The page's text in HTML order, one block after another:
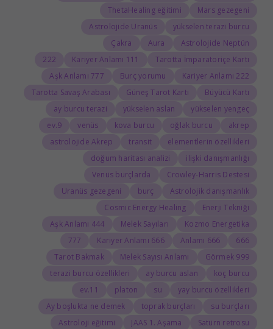
Mars gezegeni
ThetaHealing eğitimi
yükselen terazi burcu
Astrolojide Uranüs
Astrolojide Neptün
Aura
Çakra
Tarotta İmparatoriçe Kartı
111 Kariyer Anlamı
222
222 Kariyer Anlamı
Burç yorumu
777 Aşk Anlamı
Büyücü Kartı
Güneş Tarot Kartı
Tarotta Savaş Arabası
yükselen yengeç
yükselen aslan
ay burcu terazi
akrep
oğlak burcu
kova burcu
venüs
9.ev
elementlerin özellikleri
transit
astrolojide Akrep
ilişki danışmanlığı
doğum haritası analizi
Crowley-Harris Destesi
Venüs burçlarda
Astrolojik danışmanlık
burç
Uranüs gezegeni
Enerji Tekniği
Cosmic Energy Healing
Kozmo Energetika
Melek Sayıları
444 Aşk Anlamı
666
666 Anlamı
666 Kariyer Anlamı
777
999 Görmek
Melek Sayısı Anlamı
Tarot Bakmak
koç burcu
ay burcu aslan
terazi burcu özellikleri
yay burcu özellikleri
su
platon
11.ev
su burçları
toprak burçları
Ay boşlukta ne demek
Satürn retrosu
JAAS 1. Aşama
Astroloji eğitimi